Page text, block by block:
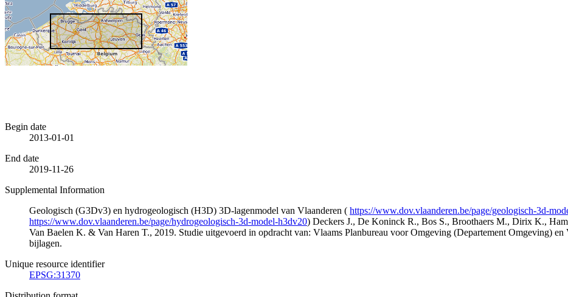
Begin date
2013-01-01
End date
2019-11-26
Supplemental Information
Geologisch (G3Dv3) en hydrogeologisch (H3D) 3D-lagenmodel van Vlaanderen ( https://www.dov.vlaanderen.be/page/geologisch-3d-
https://www.dov.vlaanderen.be/page/hydrogeologisch-3d-model-h3dv20) Deckers J., De Koninck R., Bos S., Broothaers M., Dirix K.,
Van Baelen K. & Van Haren T., 2019. Studie uitgevoerd in opdracht van: Vlaams Planbureau voor Omgeving (Departement Omgeving)
bijlagen.
Unique resource identifier
EPSG:31370